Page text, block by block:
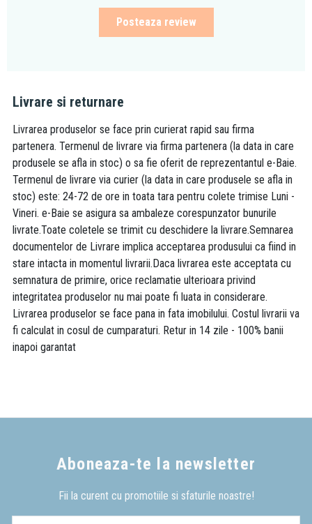
Posteaza review
Livrare si returnare
Livrarea produselor se face prin curierat rapid sau firma
partenera. Termenul de livrare via firma partenera (la data in care
produsele se afla in stoc) o sa fie oferit de reprezentantul e-Baie.
Termenul de livrare via curier (la data in care produsele se afla in
stoc) este: 24-72 de ore in toata tara pentru colete trimise Luni -
Vineri. e-Baie se asigura sa ambaleze corespunzator bunurile
livrate.Toate coletele se trimit cu deschidere la livrare.Semnarea
documentelor de Livrare implica acceptarea produsului ca fiind in
stare intacta in momentul livrarii.Daca livrarea este acceptata cu
semnatura de primire, orice reclamatie ulterioara privind
integritatea produselor nu mai poate fi luata in considerare.
Livrarea produselor se face pana in fata imobilului. Costul livrarii va
fi calculat in cosul de cumparaturi. Retur in 14 zile - 100% banii
inapoi garantat
Aboneaza-te la newsletter
Fii la curent cu promotiile si sfaturile noastre!